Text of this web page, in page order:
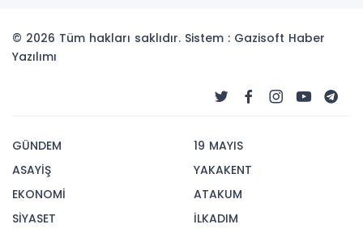
© 2026 Tüm hakları saklıdır. Sistem : Gazisoft Haber
Yazılımı
GÜNDEM
ASAYİŞ
EKONOMİ
SİYASET
19 MAYIS
YAKAKENT
ATAKUM
İLKADIM